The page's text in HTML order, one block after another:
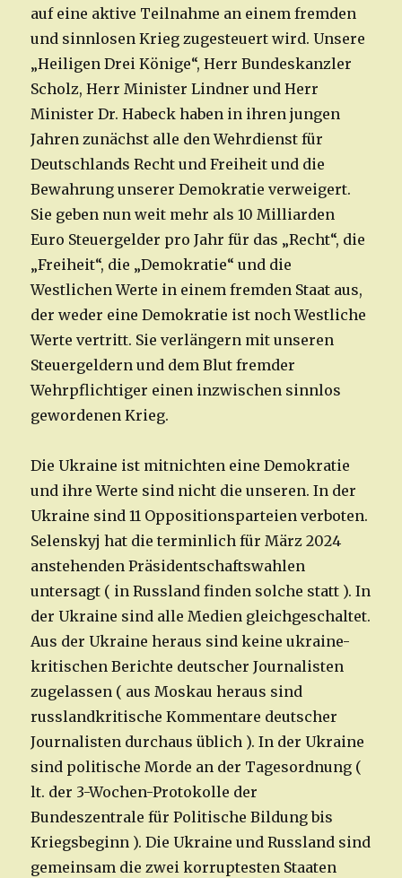
auf eine aktive Teilnahme an einem fremden
und sinnlosen Krieg zugesteuert wird. Unsere
„Heiligen Drei Könige“, Herr Bundeskanzler
Scholz, Herr Minister Lindner und Herr
Minister Dr. Habeck haben in ihren jungen
Jahren zunächst alle den Wehrdienst für
Deutschlands Recht und Freiheit und die
Bewahrung unserer Demokratie verweigert.
Sie geben nun weit mehr als 10 Milliarden
Euro Steuergelder pro Jahr für das „Recht“, die
„Freiheit“, die „Demokratie“ und die
Westlichen Werte in einem fremden Staat aus,
der weder eine Demokratie ist noch Westliche
Werte vertritt. Sie verlängern mit unseren
Steuergeldern und dem Blut fremder
Wehrpflichtiger einen inzwischen sinnlos
gewordenen Krieg.
Die Ukraine ist mitnichten eine Demokratie
und ihre Werte sind nicht die unseren. In der
Ukraine sind 11 Oppositionsparteien verboten.
Selenskyj hat die terminlich für März 2024
anstehenden Präsidentschaftswahlen
untersagt ( in Russland finden solche statt ). In
der Ukraine sind alle Medien gleichgeschaltet.
Aus der Ukraine heraus sind keine ukraine-
kritischen Berichte deutscher Journalisten
zugelassen ( aus Moskau heraus sind
russlandkritische Kommentare deutscher
Journalisten durchaus üblich ). In der Ukraine
sind politische Morde an der Tagesordnung (
lt. der 3-Wochen-Protokolle der
Bundeszentrale für Politische Bildung bis
Kriegsbeginn ). Die Ukraine und Russland sind
gemeinsam die zwei korruptesten Staaten